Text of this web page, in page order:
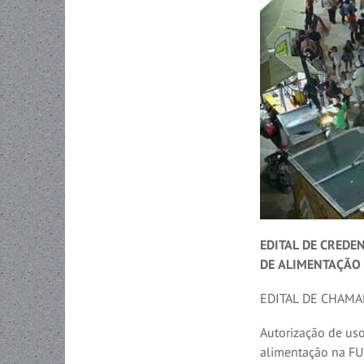
EDITAL DE
DE
EDITAL DE
Autorização de
alimentação na